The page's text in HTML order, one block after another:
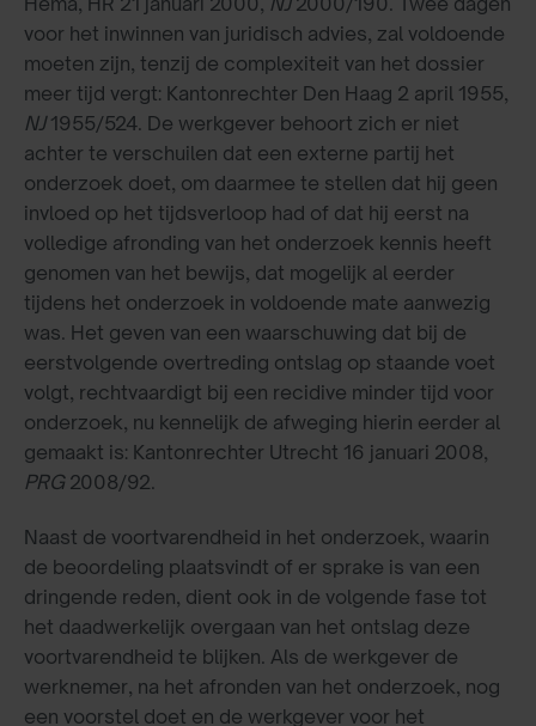
voor het inwinnen van juridisch advies, zal voldoende
moeten zijn, tenzij de complexiteit van het dossier
meer tijd vergt: Kantonrechter Den Haag 2 april 1955,
NJ1955/524. De werkgever behoort zich er niet
achter te verschuilen dat een externe partij het
onderzoek doet, om daarmee te stellen dat hij geen
invloed op het tijdsverloop had of dat hij eerst na
volledige afronding van het onderzoek kennis heeft
genomen van het bewijs, dat mogelijk al eerder
tijdens het onderzoek in voldoende mate aanwezig
was. Het geven van een waarschuwing dat bij de
eerstvolgende overtreding ontslag op staande voet
volgt, rechtvaardigt bij een recidive minder tijd voor
onderzoek, nu kennelijk de afweging hierin eerder al
gemaakt is: Kantonrechter Utrecht 16 januari 2008,
PRG2008/92.
Naast de voortvarendheid in het onderzoek, waarin
de beoordeling plaatsvindt of er sprake is van een
dringende reden, dient ook in de volgende fase tot
het daadwerkelijk overgaan van het ontslag deze
voortvarendheid te blijken. Als de werkgever de
werknemer, na het afronden van het onderzoek, nog
een voorstel doet en de werkgever voor het